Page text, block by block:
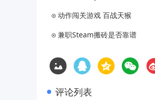
动作闯关游戏 百战天猴
兼职Steam搬砖是否靠谱
评论列表